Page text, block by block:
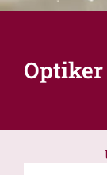
Optiker